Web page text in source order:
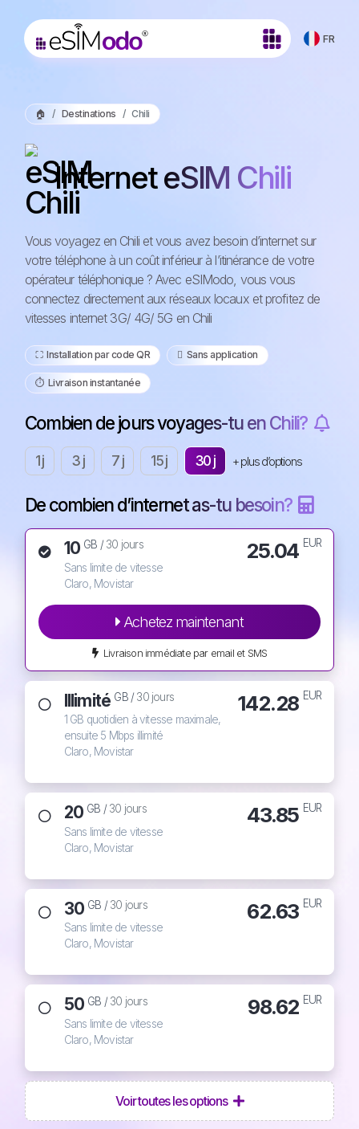
FR
🏠 Destinations Chili
Internet eSIM Chili
Vous voyagez en Chili et vous avez besoin d’internet sur
votre téléphone à un coût inférieur à l’itinérance de votre
opérateur téléphonique ? Avec eSIModo, vous vous
connectez directement aux réseaux locaux et profitez de
vitesses internet 3G/ 4G/ 5G en Chili
⛶️️ Installation par code QR ️ Sans application
⏱️️ Livraison instantanée
Combien de jours voyages-tu en Chili?
1 j 3 j 7 j 15 j 30 j + plus d’options
De combien d’internet as-tu besoin?
10 GB /30 jours
Sans limite de vitesse
Claro, Movistar
25.04 EUR
Achetez maintenant
Livraison immédiate par email et SMS
Illimité GB /30 jours
1 GB quotidien à vitesse maximale,
ensuite 5 Mbps illimité
Claro, Movistar
142.28 EUR
20 GB /30 jours
Sans limite de vitesse
Claro, Movistar
43.85 EUR
30 GB /30 jours
Sans limite de vitesse
Claro, Movistar
62.63 EUR
50 GB /30 jours
Sans limite de vitesse
Claro, Movistar
98.62 EUR
Voir toutes les options